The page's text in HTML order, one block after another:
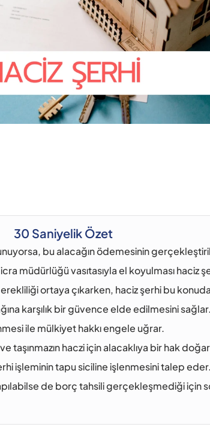
30 Saniyelik Özet
bu alacağın ödemesinin
müdürlüğü vasıtasıyla el koyulması haciz
ortaya çıkarken, haciz şerhi bu
karşılık bir güvence elde edilmesini
ile mülkiyet hakkı engele uğrar.
taşınmazın haczi için alacaklıya bir hak
işleminin tapu siciline işlenmesini talep eder.
de borç tahsili gerçekleşmediği için